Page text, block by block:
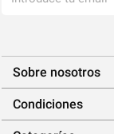
Sobre nosotros
Condiciones